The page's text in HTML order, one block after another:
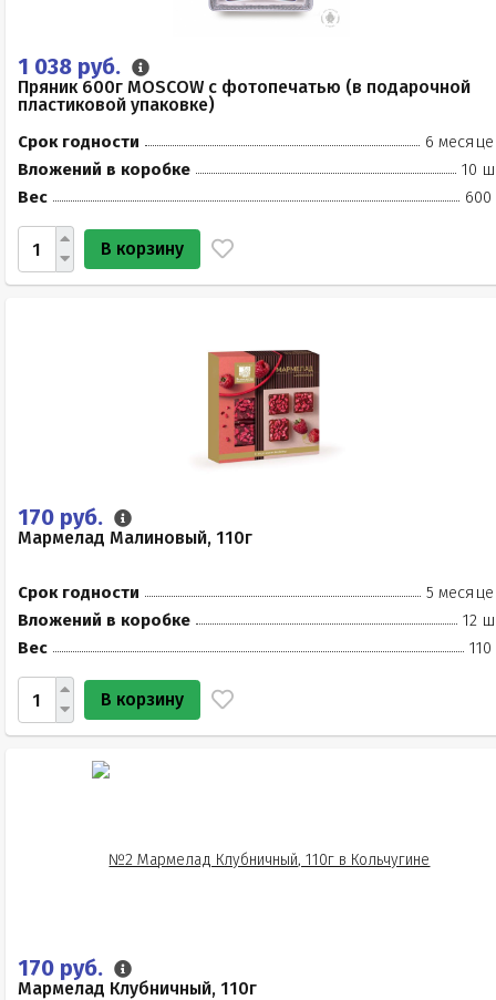
1 038 руб.
Пряник 600г MOSCOW с фотопечатью (в подарочной
пластиковой упаковке)
Срок годности
6
Вложений в коробке
10
Вес
600
В корзину
170 руб.
Мармелад Малиновый, 110г
Срок годности
5
Вложений в коробке
12
Вес
110
В корзину
170 руб.
Мармелад Клубничный, 110г